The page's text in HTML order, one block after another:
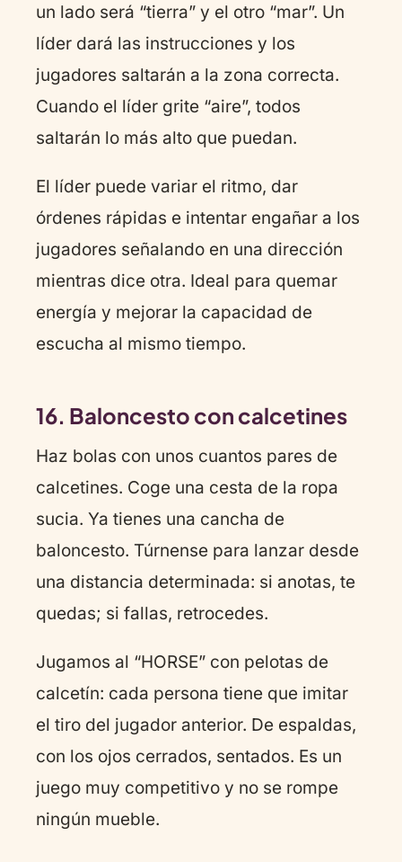
un lado será “tierra” y el otro “mar”. Un
líder dará las instrucciones y los
jugadores saltarán a la zona correcta.
Cuando el líder grite “aire”, todos
saltarán lo más alto que puedan.
El líder puede variar el ritmo, dar
órdenes rápidas e intentar engañar a los
jugadores señalando en una dirección
mientras dice otra. Ideal para quemar
energía y mejorar la capacidad de
escucha al mismo tiempo.
16. Baloncesto con calcetines
Haz bolas con unos cuantos pares de
calcetines. Coge una cesta de la ropa
sucia. Ya tienes una cancha de
baloncesto. Túrnense para lanzar desde
una distancia determinada: si anotas, te
quedas; si fallas, retrocedes.
Jugamos al “HORSE” con pelotas de
calcetín: cada persona tiene que imitar
el tiro del jugador anterior. De espaldas,
con los ojos cerrados, sentados. Es un
juego muy competitivo y no se rompe
ningún mueble.